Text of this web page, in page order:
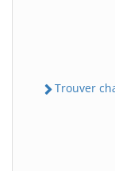
Trouver